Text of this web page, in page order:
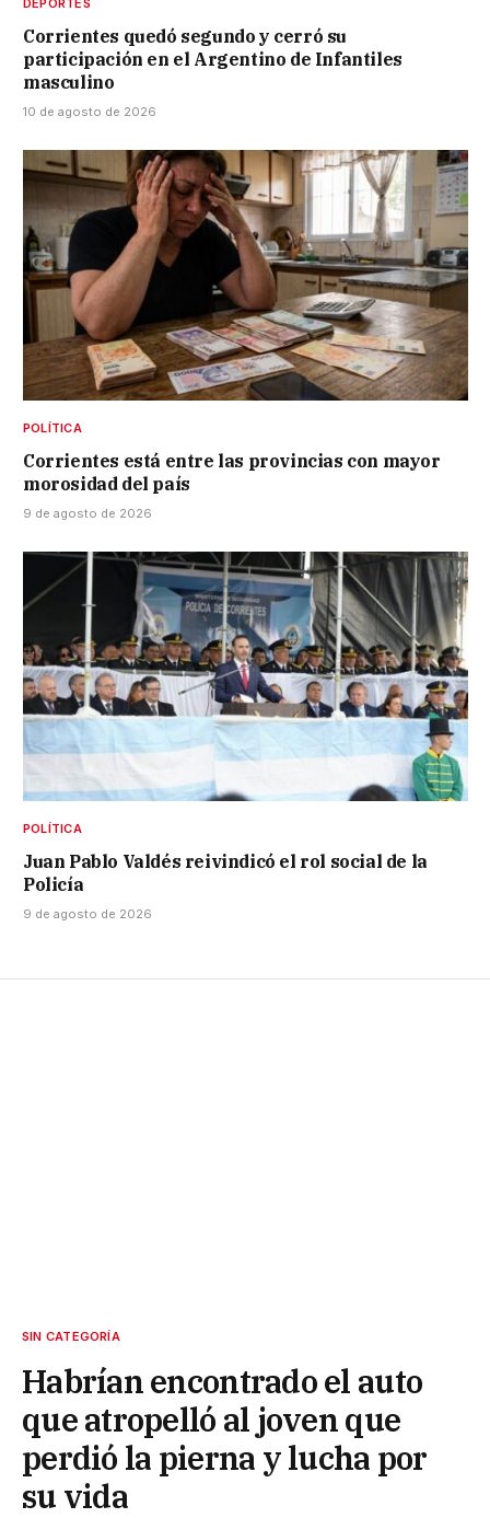
Corrientes quedó segundo y cerró su
participación en el Argentino de Infantiles
masculino
10 de agosto de 2026
POLÍTICA
Corrientes está entre las provincias con mayor
morosidad del país
9 de agosto de 2026
POLÍTICA
Juan Pablo Valdés reivindicó el rol social de la
Policía
9 de agosto de 2026
SIN CATEGORÍA
Habrían encontrado el auto
que atropelló al joven que
perdió la pierna y lucha por
su vida